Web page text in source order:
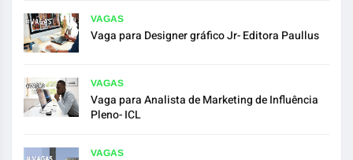
VAGAS
Vaga para Designer gráfico Jr- Editora Paullus
VAGAS
Vaga para Analista de Marketing de Influência
Pleno- ICL
VAGAS